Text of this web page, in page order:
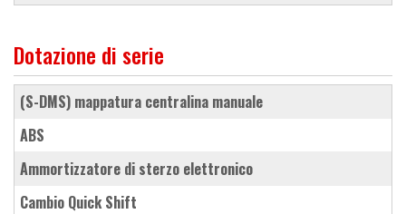
Dotazione di serie
(S-DMS) mappatura centralina manuale
ABS
ammortizzatore di sterzo elettronico
cambio Quick Shift